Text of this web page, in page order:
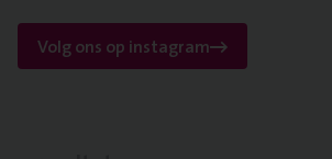
Volg ons op instagram